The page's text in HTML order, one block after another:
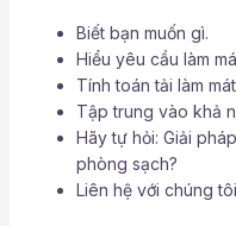
Biết bạn muốn gì.
Hiểu yêu cầu làm
Tính toán tải làm
Tập trung vào khả
Hãy tự hỏi: Giải
phòng sạch?
Liên hệ với chúng